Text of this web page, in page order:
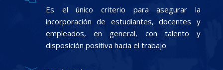
Es el único criterio para asegurar la
incorporación de estudiantes, docentes y
empleados, en general, con talento y
disposición positiva hacia el trabajo